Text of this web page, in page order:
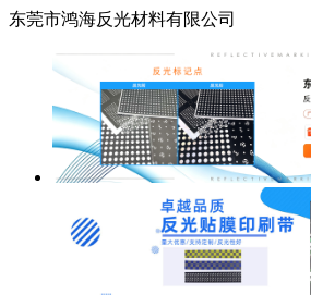
东莞市鸿海反光材料有限公司